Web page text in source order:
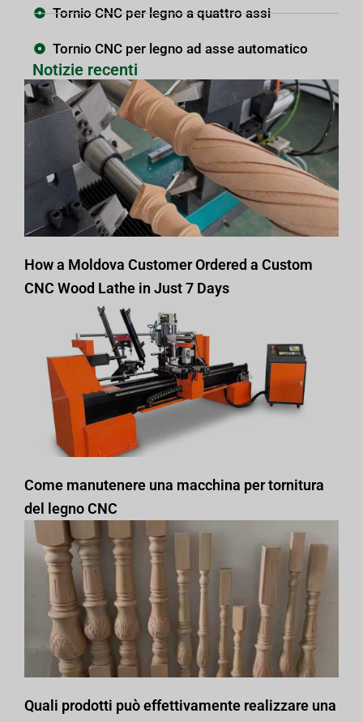
Tornio CNC per legno a quattro assi
Tornio CNC per legno ad asse automatico
Notizie recenti
How a Moldova Customer Ordered a Custom
CNC Wood Lathe in Just 7 Days
Come manutenere una macchina per tornitura
del legno CNC
Quali prodotti può effettivamente realizzare una